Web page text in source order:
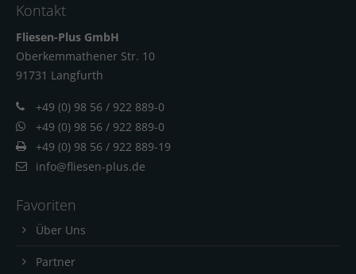
Kontakt
Fliesen-Plus GmbH
Oberkemmathener Str. 10
91731 Langfurth
+49 (0) 98 56 / 922 889-0
+49 (0) 98 56 / 922 889-0
+49 (0) 98 56 / 922 889-19
info@fliesen-plus.de
Favoriten
Über Uns
Partner